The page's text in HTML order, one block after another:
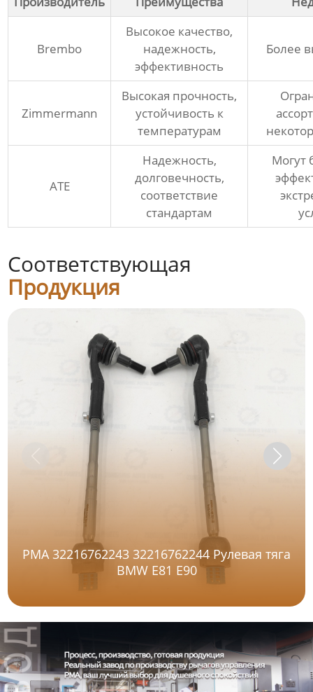
Brembo
Высокое качество,
надежность,
эффективность
Более
Zimmermann
Высокая прочность,
устойчивость к
температурам
ATE
Надежность,
долговечность,
соответствие
стандартам
Могут
Соответствующая
Продукция
PMA 32216762243 32216762244 Рулевая тяга
BMW E81 E90